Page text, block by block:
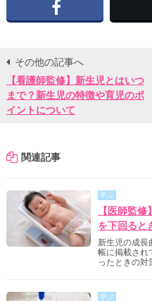
その他の記事へ
【看護師監修】新生児とはいつ
まで？新生児の特徴や育児のポ
イントについて
関連記事
学ぶ
【医師監
を下回ると
新生児の成長
帳に掲載され
ったときの対
学ぶ